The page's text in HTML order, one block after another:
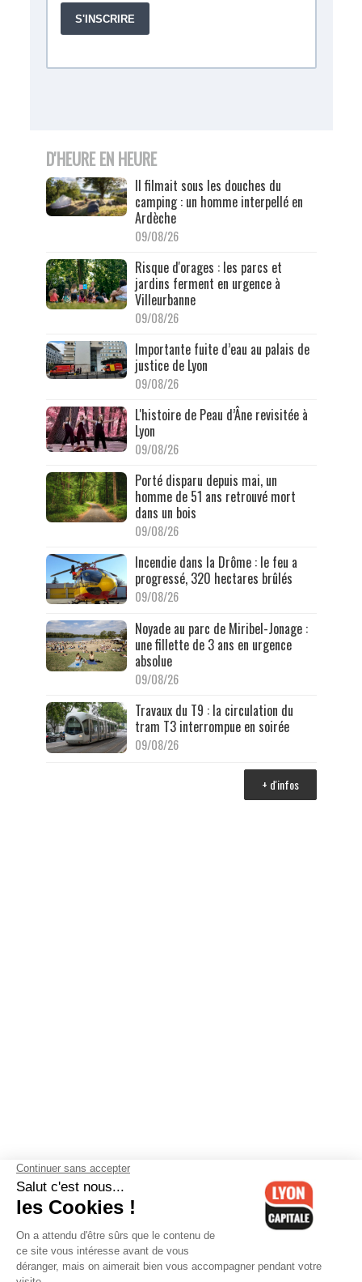
D'HEURE EN HEURE
Il filmait sous les douches du
camping : un homme interpellé en
Ardèche
09/08/26
Risque d'orages : les parcs et
jardins ferment en urgence à
Villeurbanne
09/08/26
Importante fuite d’eau au palais de
justice de Lyon
09/08/26
L'histoire de Peau d’Âne revisitée à
Lyon
09/08/26
Porté disparu depuis mai, un
homme de 51 ans retrouvé mort
dans un bois
09/08/26
Incendie dans la Drôme : le feu a
progressé, 320 hectares brûlés
09/08/26
Noyade au parc de Miribel-Jonage :
une fillette de 3 ans en urgence
absolue
09/08/26
Travaux du T9 : la circulation du
tram T3 interrompue en soirée
09/08/26
+ d'infos